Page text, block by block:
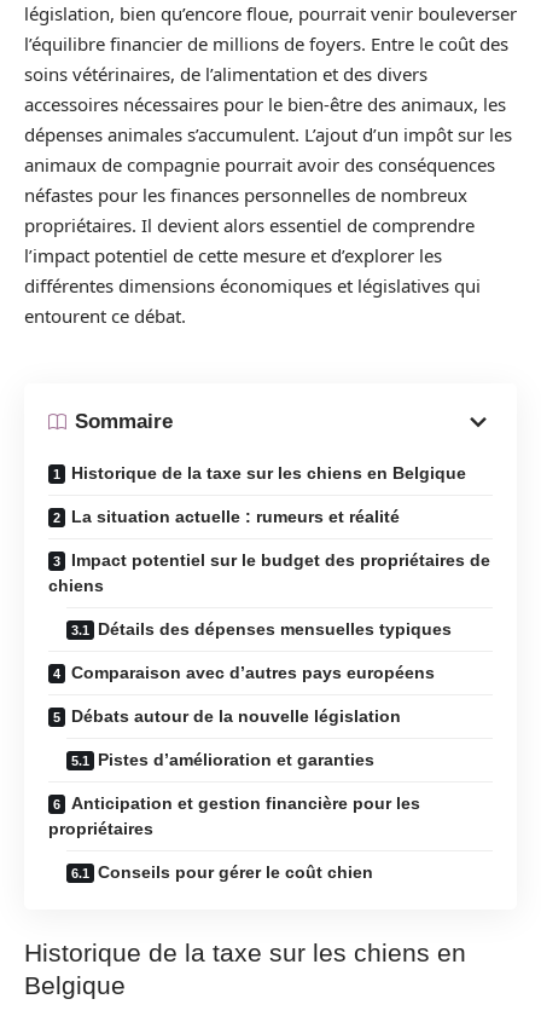
législation, bien qu’encore floue, pourrait venir bouleverser
l’équilibre financier de millions de foyers. Entre le coût des
soins vétérinaires, de l’alimentation et des divers
accessoires nécessaires pour le bien-être des animaux, les
dépenses animales s’accumulent. L’ajout d’un impôt sur les
animaux de compagnie pourrait avoir des conséquences
néfastes pour les finances personnelles de nombreux
propriétaires. Il devient alors essentiel de comprendre
l’impact potentiel de cette mesure et d’explorer les
différentes dimensions économiques et législatives qui
entourent ce débat.
Sommaire
Historique de la taxe sur les chiens en Belgique
La situation actuelle : rumeurs et réalité
Impact potentiel sur le budget des propriétaires de
chiens
Détails des dépenses mensuelles typiques
Comparaison avec d’autres pays européens
Débats autour de la nouvelle législation
Pistes d’amélioration et garanties
Anticipation et gestion financière pour les
propriétaires
Conseils pour gérer le coût chien
Historique de la taxe sur les chiens en
Belgique